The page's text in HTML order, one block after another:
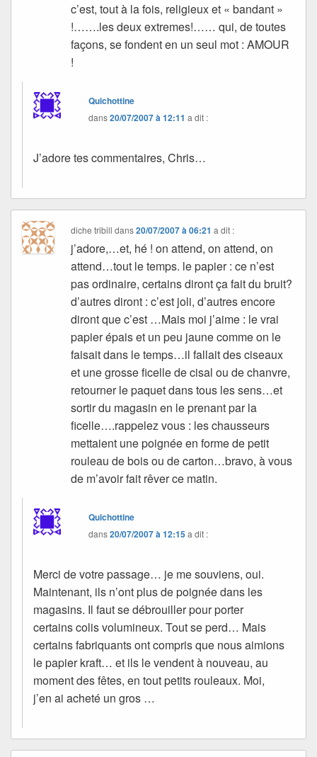
c’est, tout à la fois, religieux et « bandant »
!…….les deux extremes!…… qui, de toutes
façons, se fondent en un seul mot : AMOUR
!
Quichottine
dans20/07/2007 à 12:11 a dit :
J’adore tes commentaires, Chris…
diche tribill dans20/07/2007 à 06:21 a dit :
j’adore,…et, hé ! on attend, on attend, on
attend…tout le temps. le papier : ce n’est
pas ordinaire, certains diront ça fait du bruit?
d’autres diront : c’est joli, d’autres encore
diront que c’est …Mais moi j’aime : le vrai
papier épais et un peu jaune comme on le
faisait dans le temps…il fallait des ciseaux
et une grosse ficelle de cisal ou de chanvre,
retourner le paquet dans tous les sens…et
sortir du magasin en le prenant par la
ficelle….rappelez vous : les chausseurs
mettaient une poignée en forme de petit
rouleau de bois ou de carton…bravo, à vous
de m’avoir fait rêver ce matin.
Quichottine
dans20/07/2007 à 12:15a dit :
Merci de votre passage… je me souviens, oui.
Maintenant, ils n’ont plus de poignée dans les
magasins. Il faut se débrouiller pour porter
certains colis volumineux. Tout se perd… Mais
certains fabriquants ont compris que nous aimions
le papier kraft… et ils le vendent à nouveau, au
moment des fêtes, en tout petits rouleaux. Moi,
j’en ai acheté un gros …